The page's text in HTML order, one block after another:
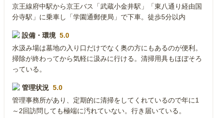
京王線府中駅から京王バス「武蔵小金井駅」「東八通り経由国
分寺駅」に乗車し「学園通郵便局」で下車。徒歩5分以内
設備・環境 5.0
水汲み場は墓地の入り口だけでなく奥の方にもあるのが便利。
掃除が終わってから気軽に汲みに行ける。清掃用具もほぼそろ
っている。
管理状況 5.0
管理事務所があり、定期的に清掃をしてくれているので年に1
～2回訪問しても極端に汚れていない。行き届いている。